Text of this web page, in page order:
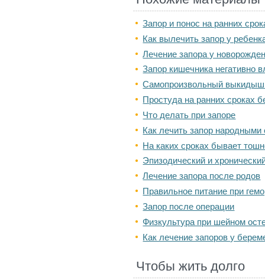
Запор и понос на ранних
Как вылечить запор у
Лечение запора у
Запор кишечника негативно
Самопроизвольный
Простуда на ранних сроках
Что делать при запоре
Как лечить запор народными
На каких сроках бывает
Эпизодический и
Лечение запора после родов
Правильное питание при
Запор после операции
Физкультура при шейном
Как лечение запоров у
Чтобы жить долго